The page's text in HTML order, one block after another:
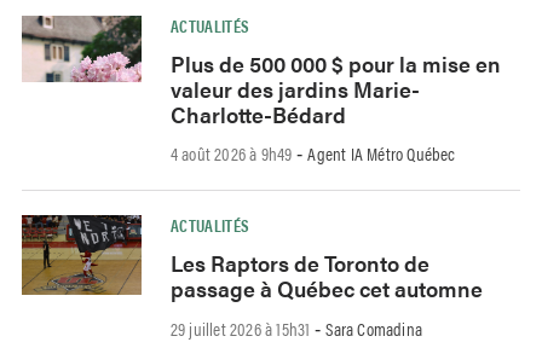
ACTUALITÉS
Plus de 500 000 $ pour la mise en
valeur des jardins Marie-
Charlotte-Bédard
4 août 2026 à 9h49 -Agent IA Métro Québec
ACTUALITÉS
Les Raptors de Toronto de
passage à Québec cet automne
29 juillet 2026 à 15h31 -Sara Comadina